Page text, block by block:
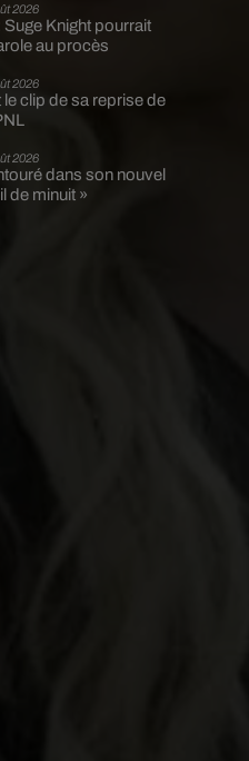
2026
Suge Knight pourrait
au procès
2026
clip de sa reprise de
2026
dans son nouvel
de minuit »